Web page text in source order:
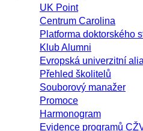
UK Point
Centrum Carolina
Platforma doktorského
Klub Alumni
Evropská univerzitní
Přehled školitelů
Souborový manažer
Promoce
Harmonogram
Evidence programů